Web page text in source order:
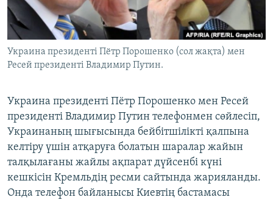
ЖАЗЫЛЫҢЫЗ
Басқа тілдерде
Украина президенті Пётр Порошенко (сол жақта) мен
Ресей президенті Владимир Путин.
Украина президенті Пётр Порошенко мен Ресей
президенті Владимир Путин телефонмен сөйлесіп,
Украинаның шығысында бейбітшілікті қалпына
келтіру үшін атқаруға болатын шаралар жайын
талқылағаны жайлы ақпарат дүйсенбі күні
кешкісін Кремльдің ресми сайтында жарияланды.
Онда телефон байланысы Киевтің бастамасы